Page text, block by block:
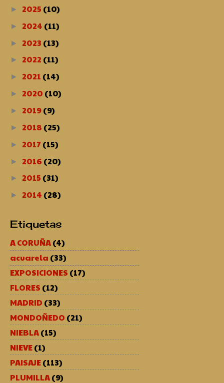
► 2025 (10)
► 2024 (11)
► 2023 (13)
► 2022 (11)
► 2021 (14)
► 2020 (10)
► 2019(9)
► 2018 (25)
► 2017 (15)
► 2016 (20)
► 2015 (31)
► 2014 (28)
Etiquetas
A CORUÑA(4)
acuarela (33)
EXPOSICIONES (17)
FLORES (12)
MADRID (33)
MONDOÑEDO (21)
NIEBLA(15)
NIEVE(1)
PAISAJE(113)
PLUMILLA(9)